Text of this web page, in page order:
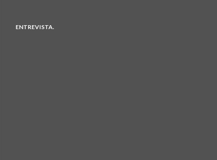
ENTREVISTA.